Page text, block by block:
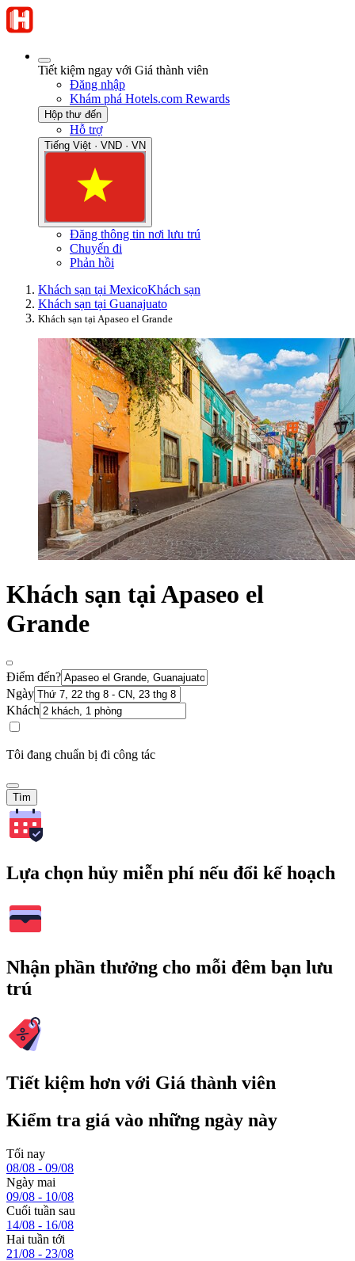
Tiết kiệm ngay với Giá thành viên
Đăng nhập
Khám phá Hotels.com Rewards
Hộp thư đến
Hỗ trợ
Tiếng Việt · VND · VN
Đăng thông tin nơi lưu trú
Chuyến đi
Phản hồi
Khách sạn tại MexicoKhách sạn
Khách sạn tại Guanajuato
Khách sạn tại Apaseo el Grande
Khách sạn tại Apaseo el
Grande
Điểm đến?
Ngày
Khách
Tôi đang chuẩn bị đi công tác
Tìm
Lựa chọn hủy miễn phí nếu đổi kế hoạch
Nhận phần thưởng cho mỗi đêm bạn lưu
trú
Tiết kiệm hơn với Giá thành viên
Kiểm tra giá vào những ngày này
Tối nay
08/08 - 09/08
Ngày mai
09/08 - 10/08
Cuối tuần sau
14/08 - 16/08
Hai tuần tới
21/08 - 23/08